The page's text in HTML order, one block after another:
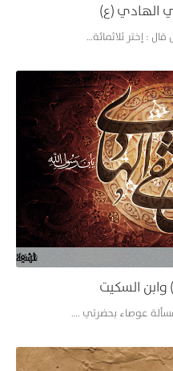
الهادي (ع)
: إختر ثلاثمائة…
وابن السكيت
مسألة عوصاء بحضرتي .…